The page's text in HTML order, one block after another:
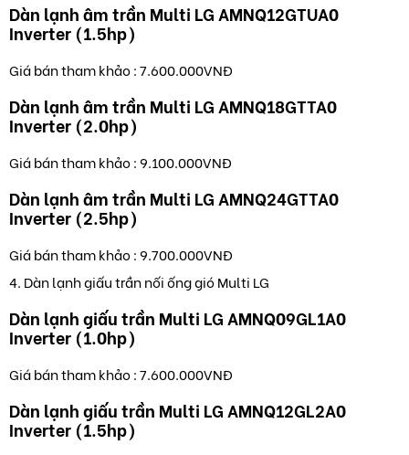
Dàn lạnh âm trần Multi LG AMNQ12GTUA0
Inverter (1.5hp)
Giá bán tham khảo : 7.600.000VNĐ
Dàn lạnh âm trần Multi LG AMNQ18GTTA0
Inverter (2.0hp)
Giá bán tham khảo : 9.100.000VNĐ
Dàn lạnh âm trần Multi LG AMNQ24GTTA0
Inverter (2.5hp)
Giá bán tham khảo : 9.700.000VNĐ
4. Dàn lạnh giấu trần nối ống gió Multi LG
Dàn lạnh giấu trần Multi LG AMNQ09GL1A0
Inverter (1.0hp)
Giá bán tham khảo : 7.600.000VNĐ
Dàn lạnh giấu trần Multi LG AMNQ12GL2A0
Inverter (1.5hp)